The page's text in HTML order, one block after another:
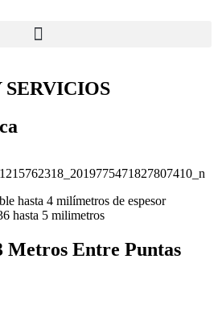
SERVICIOS
hasta 4 milímetros de espesor
hasta 5 milimetros
Metros Entre Puntas